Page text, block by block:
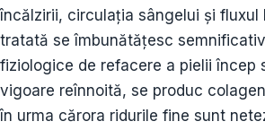
încălzirii, circulația sângelui și fluxul
tratată se îmbunătățesc
fiziologice de refacere a pielii încep
vigoare reînnoită, se produc
în urma cărora ridurile fine sunt